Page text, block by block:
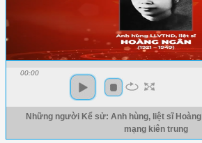
00:00
Những người Kể sử: Anh hùng, liệt sĩ
mạng kiên trung